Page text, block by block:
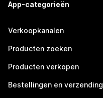
App-categorieën
Verkoopkanalen
Producten zoeken
Producten verkopen
Bestellingen en verzending